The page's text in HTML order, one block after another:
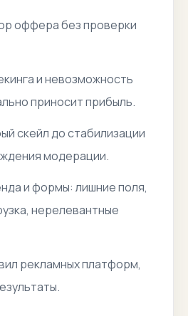
оффера без проверки
и невозможность
приносит прибыль.
скейл до стабилизации
модерации.
и формы: лишние поля,
нерелевантные
рекламных платформ,